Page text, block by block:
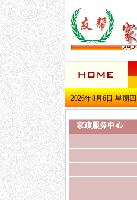
2026年8月6日 星期四